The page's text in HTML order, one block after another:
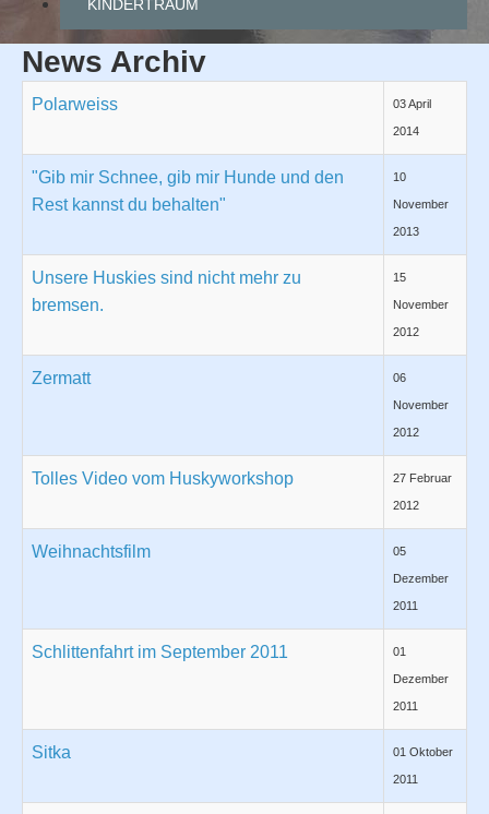
KINDERTRAUM
News Archiv
Polarweiss 03 April
2014
"Gib mir Schnee, gib mir Hunde und den
Rest kannst du behalten"
10
November
2013
Unsere Huskies sind nicht mehr zu
bremsen.
15
November
2012
Zermatt 06
November
2012
Tolles Video vom Huskyworkshop 27 Februar
2012
Weihnachtsfilm 05
Dezember
2011
Schlittenfahrt im September 2011 01
Dezember
2011
Sitka 01 Oktober
2011